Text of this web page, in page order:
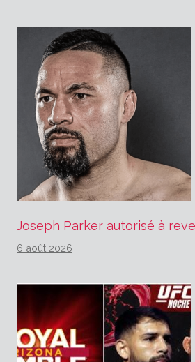
Joseph Parker autorisé à
6 août 2026